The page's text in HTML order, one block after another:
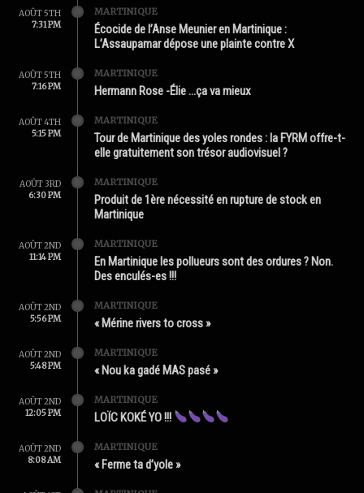
AOÛT 5TH
7:31 PM
MARTINIQUE
Écocide de l’Anse Meunier en Martinique :
L’Assaupamar dépose une plainte contre X
AOÛT 5TH
7:16 PM
MARTINIQUE
Hermann Rose -Élie …ça va mieux
AOÛT 4TH
5:15 PM
MARTINIQUE
Tour de Martinique des yoles rondes : la FYRM offre-t-
elle gratuitement son trésor audiovisuel ?
AOÛT 3RD
6:30 PM
MARTINIQUE
Produit de 1ère nécessité en rupture de stock en
Martinique
AOÛT 2ND
11:14 PM
MARTINIQUE
En Martinique les pollueurs sont des ordures ? Non.
Des enculés-es !!!
AOÛT 2ND
5:56 PM
MARTINIQUE
« Mérine rivers to cross »
AOÛT 2ND
5:48 PM
MARTINIQUE
« Nou ka gadé MAS pasé »
AOÛT 2ND
12:05 PM
MARTINIQUE
LOÏC KOKÉ YO !!!
AOÛT 2ND
8:08 AM
MARTINIQUE
« Ferme ta d’yole »